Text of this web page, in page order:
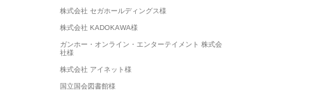
株式会社 セガホールディングス様
株式会社 KADOKAWA様
ガンホー・オンライン・エンターテイメント 株式会
社様
株式会社 アイネット様
国立国会図書館様